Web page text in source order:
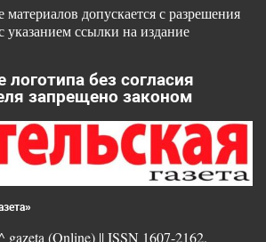
допускается с разрешения
указанием ссылки на издание
логотипа без согласия
запрещено законом
gazeta (Online) || ISSN 1607-2162.